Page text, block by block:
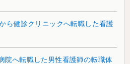
ら健診クリニックへ転職した看護
院へ転職した男性看護師の転職体